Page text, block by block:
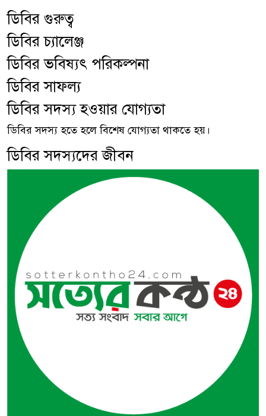
ডিবির গুরুত্ব
ডিবির চ্যালেঞ্জ
ডিবির ভবিষ্যৎ পরিকল্পনা
ডিবির সাফল্য
ডিবির সদস্য হওয়ার যোগ্যতা
ডিবির সদস্য হতে হলে বিশেষ যোগ্যতা থাকতে হয়।
ডিবির সদস্যদের জীবন